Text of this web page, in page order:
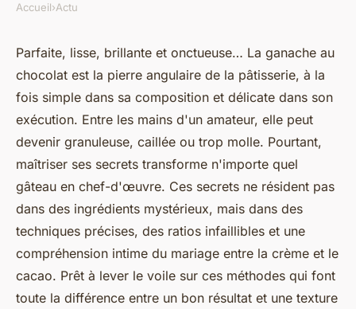
Secrets de la parfaite ganache
chocolat révélés !
Mohamed• 20 décembre 2025•9 min de lecture
Accueil›Actu
Parfaite, lisse, brillante et onctueuse… La ganache au
chocolat est la pierre angulaire de la pâtisserie, à la
fois simple dans sa composition et délicate dans son
exécution. Entre les mains d'un amateur, elle peut
devenir granuleuse, caillée ou trop molle. Pourtant,
maîtriser ses secrets transforme n'importe quel
gâteau en chef-d'œuvre. Ces secrets ne résident pas
dans des ingrédients mystérieux, mais dans des
techniques précises, des ratios infaillibles et une
compréhension intime du mariage entre la crème et le
cacao. Prêt à lever le voile sur ces méthodes qui font
toute la différence entre un bon résultat et une texture